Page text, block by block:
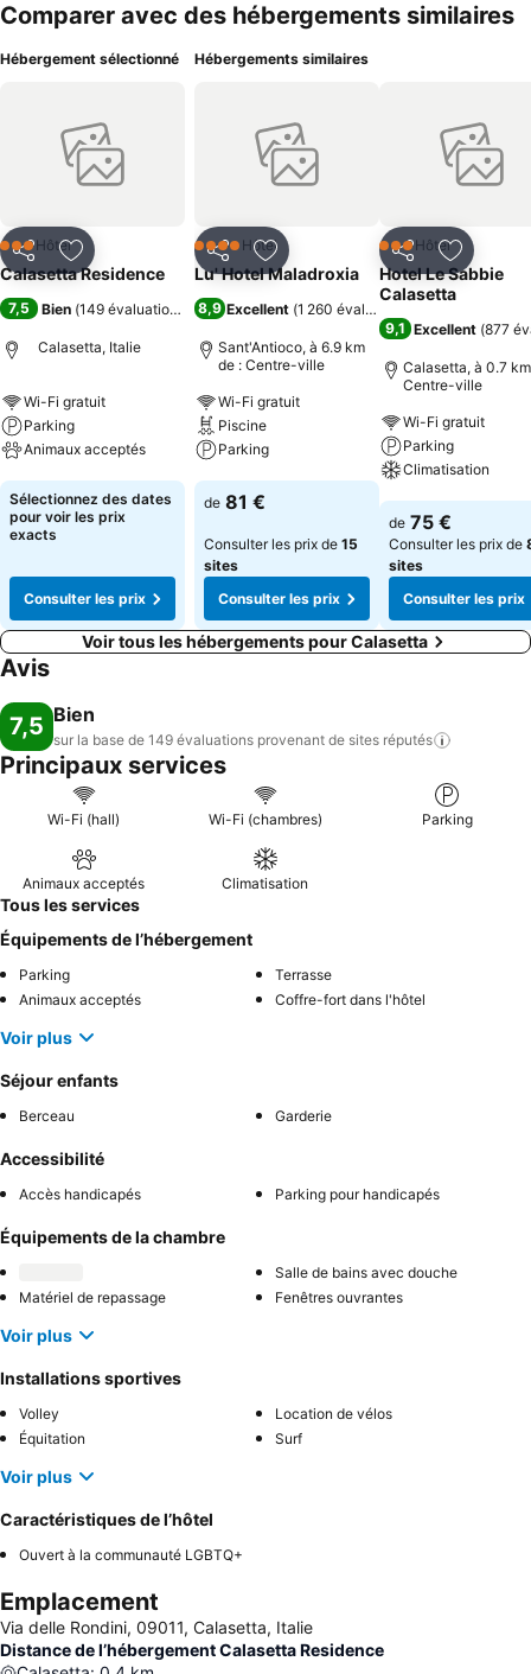
Comparer avec des hébergements similaires
Hébergement sélectionné
PartagerAjouter à mes favoris
3 ÉtoilesHôtel
Calasetta Residence
7,5 Bien (149 évaluations
Calasetta, Italie
Wi-Fi gratuit
Parking
Animaux acceptés
Consulter les prix
Sélectionnez des dates
pour voir les prix
exacts
Consulter les prix
Hébergements similaires
PartagerAjouter à mes favoris
4 ÉtoilesHôtel
Lu' Hotel Maladroxia
8,9 Excellent (1 260 évaluations
Sant'Antioco, à 6.9 km
de : Centre-ville
Wi-Fi gratuit
Piscine
Parking
Consulter les prix
de 81 €
Consulter les prix de 15
sites
Consulter les prix
PartagerAjouter
3 ÉtoilesHôtel
Hotel Le Sabbie
Calasetta
9,1 Excellent (877
Calasetta, à 0.7
Centre-ville
Wi-Fi gratuit
Parking
Climatisation
Consulter les
de 75 €
Consulter les prix de
sites
Consulter les prix
Voir tous les hébergements pour Calasetta
Avis
7,5 Bien
sur la base de 149 évaluations provenant de sites réputés
Principaux services
Wi-Fi (hall) Wi-Fi (chambres) Parking
Animaux acceptés Climatisation
Tous les services
Équipements de l’hébergement
Parking
Terrasse
Animaux acceptés
Coffre-fort dans l'hôtel
Voir plus
Séjour enfants
Berceau Garderie
Accessibilité
Accès handicapés Parking pour handicapés
Équipements de la chambre
Salle de bains avec douche
Matériel de repassage
Fenêtres ouvrantes
Voir plus
Installations sportives
Volley
Location de vélos
Équitation
Surf
Voir plus
Caractéristiques de l’hôtel
Ouvert à la communauté LGBTQ+
Emplacement
Via delle Rondini, 09011, Calasetta, Italie
Distance de l’hébergement Calasetta Residence